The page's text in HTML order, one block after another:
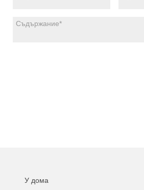
У дома